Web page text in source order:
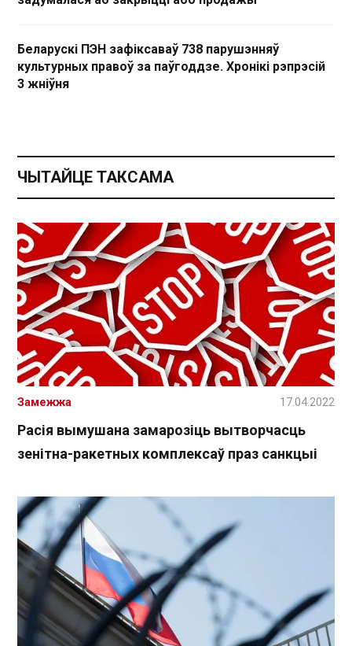
Беларускі ПЭН зафіксаваў 738 парушэнняў
культурных правоў за паўгоддзе. Хронікі рэпрэсій
3 жніўня
ЧЫТАЙЦЕ ТАКСАМА
Расія вымушана замарозіць вытворчасць
зенітна-ракетных комплексаў праз санкцыі
Замежжа 17.04.2022